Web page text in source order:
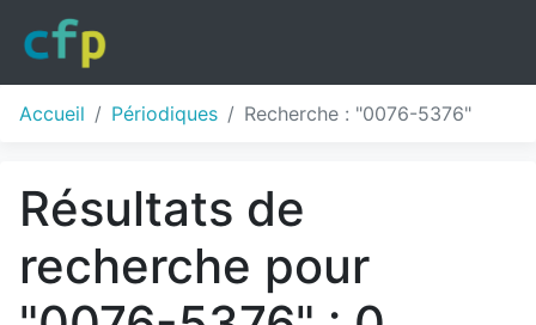
Accueil Périodiques Recherche : "0076-5376"
Résultats de
recherche pour